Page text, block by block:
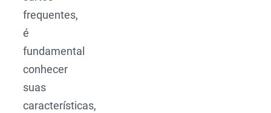
frequentes,
é
fundamental
conhecer
suas
características,